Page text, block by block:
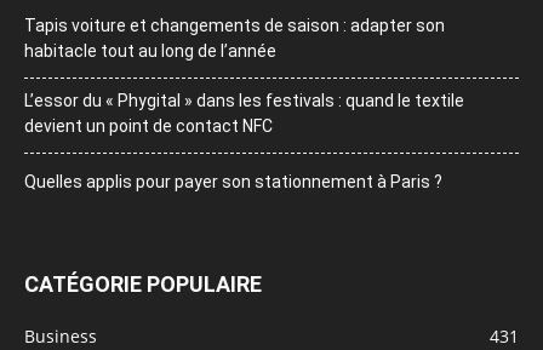
Tapis voiture et changements de saison : adapter son
habitacle tout au long de l’année
L’essor du « Phygital » dans les festivals : quand le textile
devient un point de contact NFC
Quelles applis pour payer son stationnement à Paris ?
CATÉGORIE POPULAIRE
Business
431